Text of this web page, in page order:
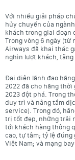
Với nhiều giải pháp
hủy chuyến của
khách trong giai đoạn
Trong vòng 6 ngày (từ
Airways đã khai thác
nghìn lượt khách,
Đại diện lãnh đạo
2022 đã cho hãng
2023 đột phá. Trong
duy trì và nâng tầm
service). Trong đó,
trị tốt đẹp, những trải
tới khách hàng thông
cao, tự tâm; tỷ lệ đúng
Việt Nam; và mạng